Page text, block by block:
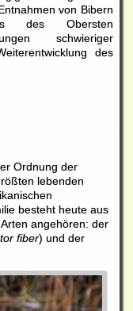
von Bibern
des Obersten
schwieriger
des
Ordnung der
lebenden
besteht heute aus
angehören: der
fiber) und der